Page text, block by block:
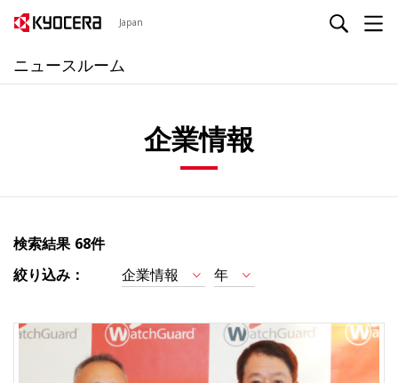
Japan
ニュースルーム
企業情報
検索結果 68件
絞り込み：
企業情報 年